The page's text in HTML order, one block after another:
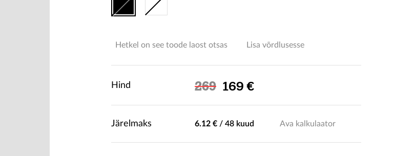
Hetkel on see toode laost otsas Lisa võrdlusesse
Hind 269 Soodushind
169 €
Järelmaks 6.12 € / 48 kuud Ava kalkulaator